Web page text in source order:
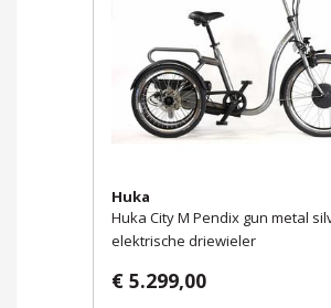
Huka
Huka City M Pendix gun metal
elektrische driewieler
€ 5.299,00